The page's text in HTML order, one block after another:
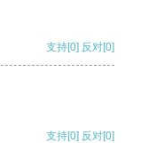
支持[0] 反对[0]
支持[0] 反对[0]